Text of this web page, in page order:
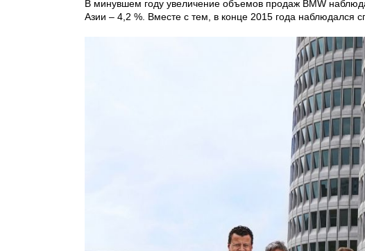
В минувшем году увеличение объемов продаж BMW
Азии – 4,2 %. Вместе с тем, в конце 2015 года наблюдался